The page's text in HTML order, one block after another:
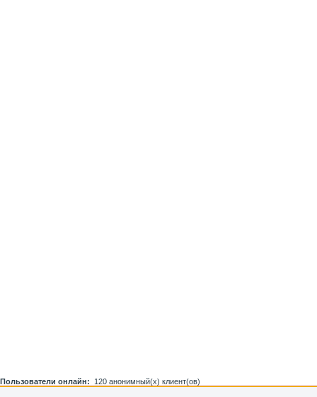
Пользователи онлайн: 120 анонимный(х) клиент(ов)